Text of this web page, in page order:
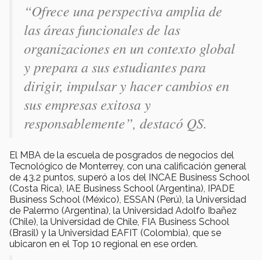
“Ofrece una perspectiva amplia de
las áreas funcionales de las
organizaciones en un contexto global
y prepara a sus estudiantes para
dirigir, impulsar y hacer cambios en
sus empresas exitosa y
responsablemente”, destacó QS.
El MBA de la escuela de posgrados de negocios del
Tecnológico de Monterrey, con una calificación general
de 43.2 puntos, superó a los del INCAE Business School
(Costa Rica), IAE Business School (Argentina), IPADE
Business School (México), ESSAN (Perú), la Universidad
de Palermo (Argentina), la Universidad Adolfo Ibañez
(Chile), la Universidad de Chile, FIA Business School
(Brasil) y la Universidad EAFIT (Colombia), que se
ubicaron en el Top 10 regional en ese orden.